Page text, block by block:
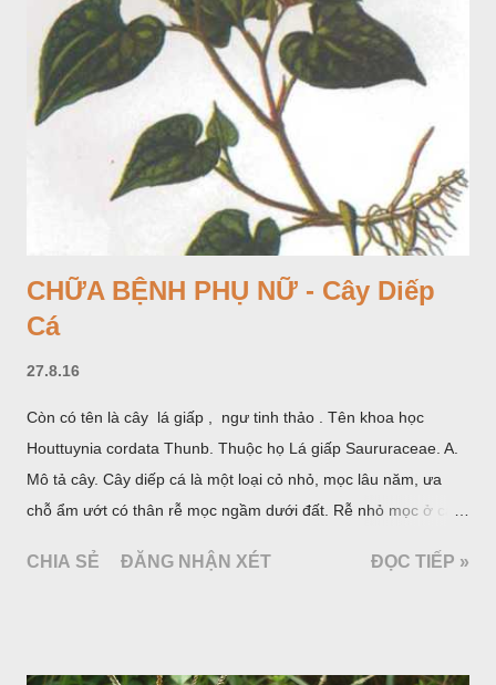
CHỮA BỆNH PHỤ NỮ - Cây Diếp
Cá
27.8.16
Còn có tên là cây lá giấp , ngư tinh thảo . Tên khoa học
Houttuynia cordata Thunb. Thuộc họ Lá giấp Saururaceae. A.
Mô tả cây. Cây diếp cá là một loại cỏ nhỏ, mọc lâu năm, ưa
chỗ ẩm ướt có thân rễ mọc ngầm dưới đất. Rễ nhỏ mọc ở các
cách, hình tim, đầu lá, hơi nhọn hay nhọn hẳn. Hoa nhỏ màu
CHIA SẺ ĐĂNG NHẬN XÉT ĐỌC TIẾP »